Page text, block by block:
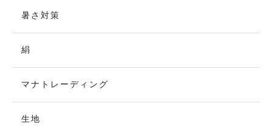
暑さ対策
絹
マナトレーディング
生地